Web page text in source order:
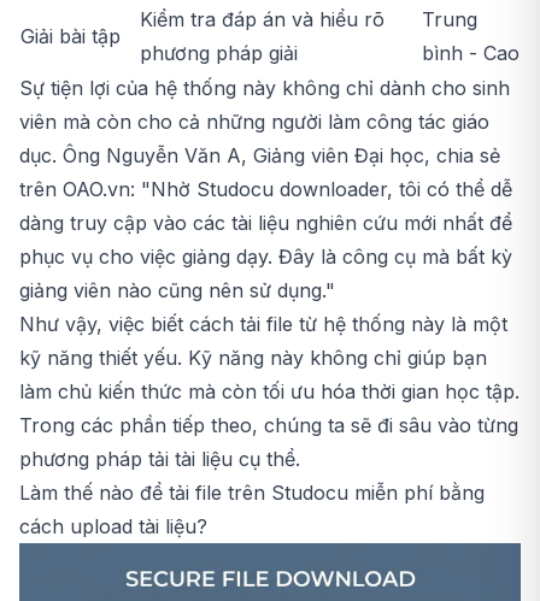
Giải bài tập
Kiểm tra đáp án và hiểu rõ
phương pháp giải
Trung
bình - Cao
Sự tiện lợi của hệ thống này không chỉ dành cho sinh
viên mà còn cho cả những người làm công tác giáo
dục. Ông Nguyễn Văn A, Giảng viên Đại học, chia sẻ
trên OAO.vn: "Nhờ Studocu downloader, tôi có thể dễ
dàng truy cập vào các tài liệu nghiên cứu mới nhất để
phục vụ cho việc giảng dạy. Đây là công cụ mà bất kỳ
giảng viên nào cũng nên sử dụng."
Như vậy, việc biết cách tải file từ hệ thống này là một
kỹ năng thiết yếu. Kỹ năng này không chỉ giúp bạn
làm chủ kiến thức mà còn tối ưu hóa thời gian học tập.
Trong các phần tiếp theo, chúng ta sẽ đi sâu vào từng
phương pháp tải tài liệu cụ thể.
Làm thế nào để tải file trên Studocu miễn phí bằng
cách upload tài liệu?